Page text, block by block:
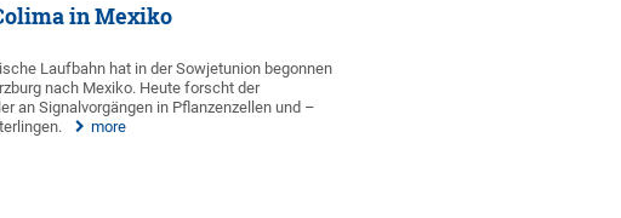
in Mexiko
Laufbahn hat in der Sowjetunion begonnen
nach Mexiko. Heute forscht der
an Signalvorgängen in Pflanzenzellen und –
more